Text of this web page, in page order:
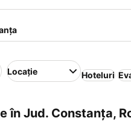
Locație Hoteluri
în Jud. Constanţa,